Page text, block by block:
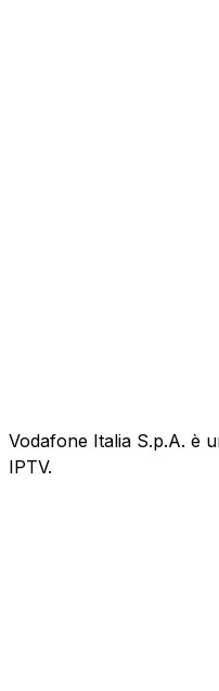
Vodafone Italia S.p.A. è
IPTV.